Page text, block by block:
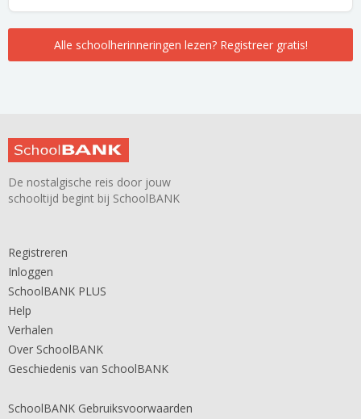
Alle schoolherinneringen lezen? Registreer gratis!
De nostalgische reis door jouw
schooltijd begint bij SchoolBANK
Registreren
Inloggen
SchoolBANK PLUS
Help
Verhalen
Over SchoolBANK
Geschiedenis van SchoolBANK
SchoolBANK Gebruiksvoorwaarden